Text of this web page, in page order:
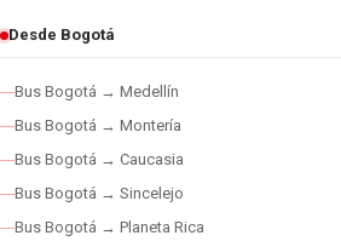
Desde Bogotá
Bus Bogotá → Medellín
Bus Bogotá → Montería
Bus Bogotá → Caucasia
Bus Bogotá → Sincelejo
Bus Bogotá → Planeta Rica